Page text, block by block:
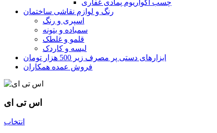
چسب آکواریوم پمادی غفاری
رنگ و لوازم نقاشی ساختمان
اسپری و رنگ
سمباده و بتونه
قلمو و غلطک
لیسه و کاردک
ابزارهای دستی پر مصرف زیر 500 هزار تومان
فروش عمده همکاران
اس تی ای
انتخاب